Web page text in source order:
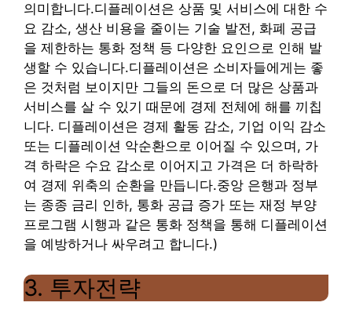
의미합니다.디플레이션은 상품 및 서비스에 대한 수
요 감소, 생산 비용을 줄이는 기술 발전, 화폐 공급
을 제한하는 통화 정책 등 다양한 요인으로 인해 발
생할 수 있습니다.디플레이션은 소비자들에게는 좋
은 것처럼 보이지만 그들의 돈으로 더 많은 상품과
서비스를 살 수 있기 때문에 경제 전체에 해를 끼칩
니다. 디플레이션은 경제 활동 감소, 기업 이익 감소
또는 디플레이션 악순환으로 이어질 수 있으며, 가
격 하락은 수요 감소로 이어지고 가격은 더 하락하
여 경제 위축의 순환을 만듭니다.중앙 은행과 정부
는 종종 금리 인하, 통화 공급 증가 또는 재정 부양
프로그램 시행과 같은 통화 정책을 통해 디플레이션
을 예방하거나 싸우려고 합니다.)
3. 투자전략